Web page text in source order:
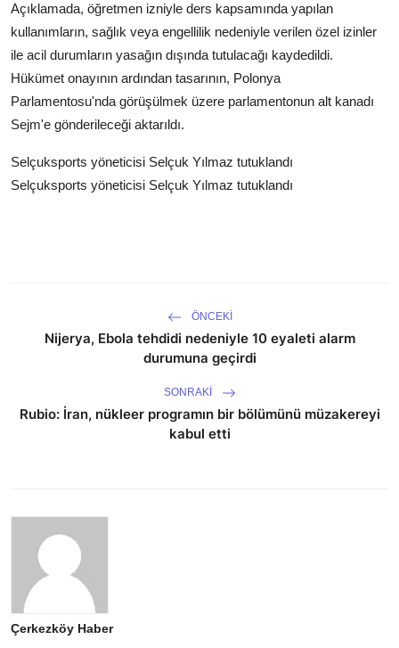
Açıklamada, öğretmen izniyle ders kapsamında yapılan
kullanımların, sağlık veya engellilik nedeniyle verilen özel izinler
ile acil durumların yasağın dışında tutulacağı kaydedildi.
Hükümet onayının ardından tasarının, Polonya
Parlamentosu'nda görüşülmek üzere parlamentonun alt kanadı
Sejm'e gönderileceği aktarıldı.
Selçuksports yöneticisi Selçuk Yılmaz tutuklandı
Selçuksports yöneticisi Selçuk Yılmaz tutuklandı
ÖNCEKI
Nijerya, Ebola tehdidi nedeniyle 10 eyaleti alarm
durumuna geçirdi
SONRAKI
Rubio: İran, nükleer programın bir bölümünü müzakereyi
kabul etti
Çerkezköy Haber